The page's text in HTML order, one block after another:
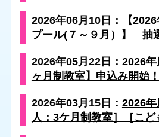
2026年06月10日：
【
プール(７～９月）】 抽
2026年05月22日： 2026
ヶ月制教室】申込み開始！
2026年03月15日： 2026
人：3ケ月制教室］［こ